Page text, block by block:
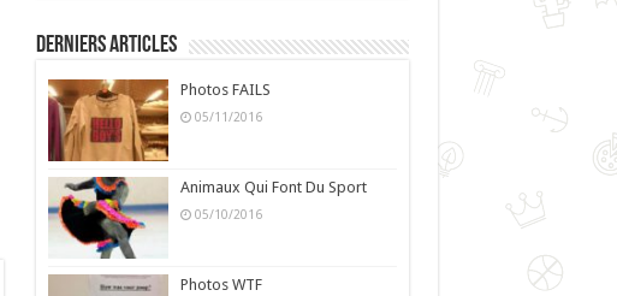
Derniers Articles
Photos FAILS
05/11/2016
Animaux Qui Font Du Sport
05/10/2016
Photos WTF